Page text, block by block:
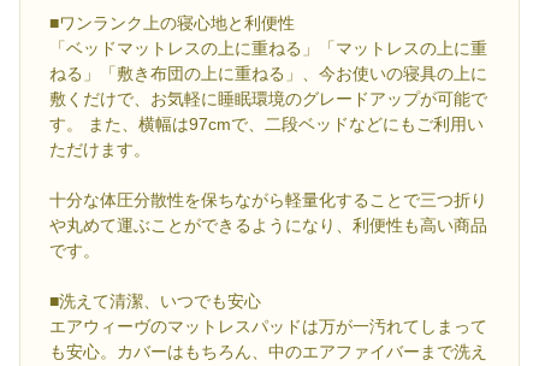
■ワンランク上の寝心地と利便性
「ベッドマットレスの上に重ねる」「マットレスの上に重
ねる」「敷き布団の上に重ねる」、今お使いの寝具の上に
敷くだけで、お気軽に睡眠環境のグレードアップが可能で
す。 また、横幅は97cmで、二段ベッドなどにもご利用い
ただけます。
十分な体圧分散性を保ちながら軽量化することで三つ折り
や丸めて運ぶことができるようになり、利便性も高い商品
です。
■洗えて清潔、いつでも安心
エアウィーヴのマットレスパッドは万が一汚れてしまって
も安心。カバーはもちろん、中のエアファイバーまで洗え